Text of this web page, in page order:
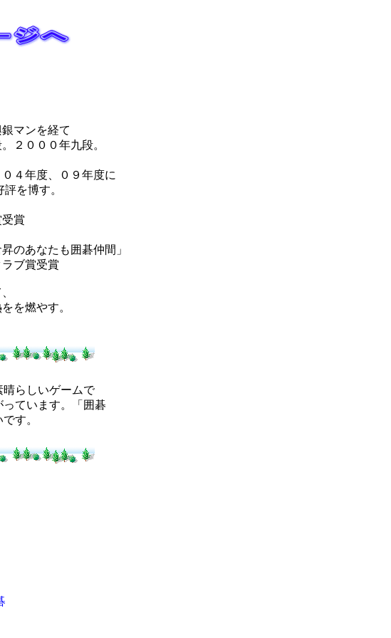
マンを経て
２０００年九段。
４年度、０９年度に
を博す。
賞
のあなたも囲碁仲間」
ブ賞受賞
を燃やす。
らしいゲームで
ています。「囲碁
す。